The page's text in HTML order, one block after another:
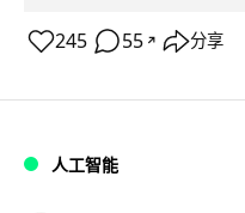
245 55 ↗ 分享
人工智能